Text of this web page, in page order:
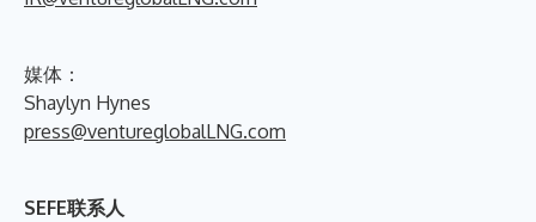
媒体：
Shaylyn Hynes
press@ventureglobalLNG.com
SEFE联系人